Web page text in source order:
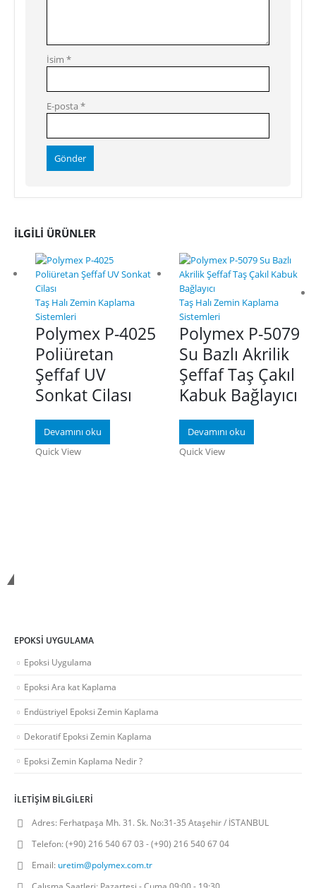
İsim *
E-posta *
İLGILI ÜRÜNLER
Taş Halı Zemin Kaplama
Sistemleri
Polymex P-4025
Poliüretan
Şeffaf UV
Sonkat Cilası
Devamını oku
Quick View
Taş Halı Zemin Kaplama
Sistemleri
Polymex P-5079
Su Bazlı Akrilik
Şeffaf Taş Çakıl
Kabuk Bağlayıcı
Devamını oku
Quick View
EPOKSI UYGULAMA
Epoksi Uygulama
Epoksi Ara kat Kaplama
Endüstriyel Epoksi Zemin Kaplama
Dekoratif Epoksi Zemin Kaplama
Epoksi Zemin Kaplama Nedir ?
İLETIŞIM BILGILERI
Adres: Ferhatpaşa Mh. 31. Sk. No:31-35 Ataşehir / İSTANBUL
Telefon:(+90) 216 540 67 03 - (+90) 216 540 67 04
Email: uretim@polymex.com.tr